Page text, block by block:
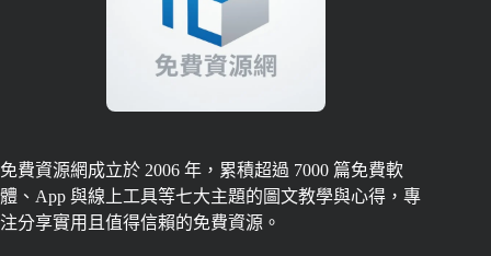
免費資源網成立於 2006 年，累積超過 7000 篇免費軟
體、App 與線上工具等七大主題的圖文教學與心得，專
注分享實用且值得信賴的免費資源。